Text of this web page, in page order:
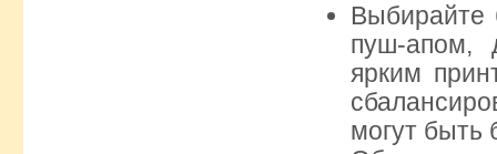
Выбирайте
пуш-апом,
ярким
могут